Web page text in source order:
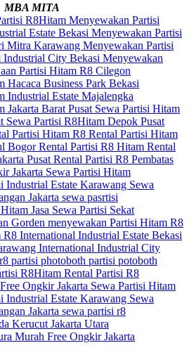
MBA MITA
R8Hitam Menyewakan Partisi
Estate Bekasi Menyewakan Partisi
Mitra Karawang Menyewakan Partisi
City Bekasi Menyewakan
Partisi Hitam R8 Cilegon
Hacaca Business Park Bekasi
Industrial Estate Majalengka
Jakarta Barat Pusat Sewa Partisi Hitam
Sewa Partisi R8Hitam Depok Pusat
Partisi Hitam R8 Rental Partisi Hitam
BogorRental Partisi R8 Hitam Rental
Pusat Rental Partisi R8 Pembatas
Jakarta Sewa Partisi Hitam
Industrial Estate Karawang Sewa
Jakarta sewa pasrtisi
Jasa Sewa Partisi Sekat
Gorden menyewakan Partisi Hitam R8
International Industrial Estate Bekasi
International Industrial City
partisi photoboth partisi potoboth
R8Hitam Rental Partisi R8
Ongkir Jakarta Sewa Partisi Hitam
Industrial Estate Karawang Sewa
Jakarta sewa partisi r8
Kerucut Jakarta Utara
Murah Free Ongkir Jakarta